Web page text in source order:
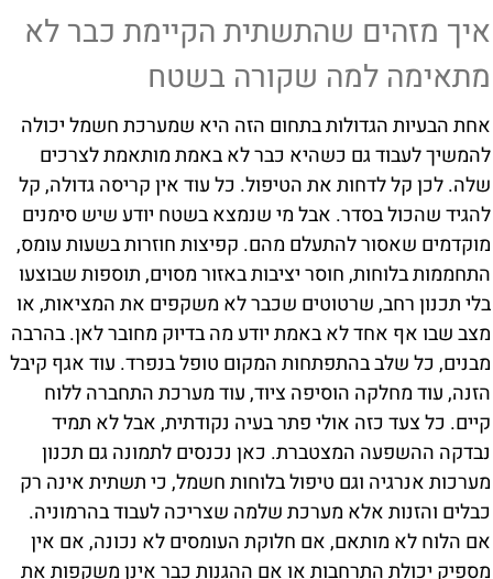
איך מזהים שהתשתית הקיימת כבר לא
מתאימה למה שקורה בשטח
אחת הבעיות הגדולות בתחום הזה היא שמערכת חשמל יכולה
להמשיך לעבוד גם כשהיא כבר לא באמת מותאמת לצרכים
שלה. לכן קל לדחות את הטיפול. כל עוד אין קריסה גדולה, קל
להגיד שהכול בסדר. אבל מי שנמצא בשטח יודע שיש סימנים
מוקדמים שאסור להתעלם מהם. קפיצות חוזרות בשעות עומס,
התחממות בלוחות, חוסר יציבות באזור מסוים, תוספות שבוצעו
בלי תכנון רחב, שרטוטים שכבר לא משקפים את המציאות, או
מצב שבו אף אחד לא באמת יודע מה בדיוק מחובר לאן. בהרבה
מבנים, כל שלב בהתפתחות המקום טופל בנפרד. עוד אגף קיבל
הזנה, עוד מחלקה הוסיפה ציוד, עוד מערכת התחברה ללוח
קיים. כל צעד כזה אולי פתר בעיה נקודתית, אבל לא תמיד
נבדקה ההשפעה המצטברת. כאן נכנסים לתמונה גם תכנון
מערכות אנרגיה וגם טיפול בלוחות חשמל, כי תשתית אינה רק
כבלים והזנות אלא מערכת שלמה שצריכה לעבוד בהרמוניה.
אם הלוח לא מותאם, אם חלוקת העומסים לא נכונה, אם אין
מספיק יכולת התרחבות או אם ההגנות כבר אינן משקפות את